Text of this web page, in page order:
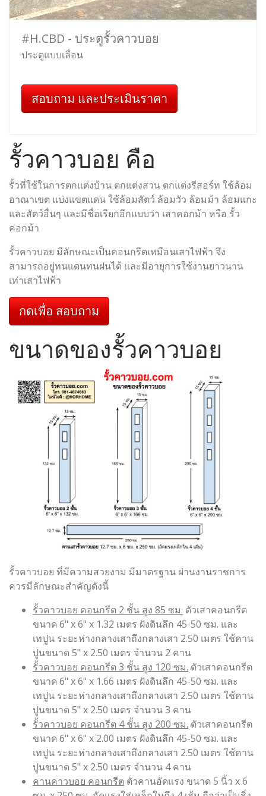
#H.CBD - ประตูรั้วคาวบอย
ประตูแบบเลื่อน
สอบถาม และประเมินราคา
รั้วคาวบอย คือ
รั้วที่ใช้ในการตกแต่งบ้าน ตกแต่งสวน ตกแต่งรีสอร์ท ใช้ล้อม
อาณาเขต แบ่งแขตแดน ใช้ล้อมสัตว์ ล้อมวัว ล้อมม้า ล้อมแกะ
และสัตว์อื่นๆ และมีชื่อเรียกอีกแบบว่า เสาคอกม้า หรือ รั้ว
คอกม้า
รั้วคาวบอย มีลักษณะเป็นคอนกรีตเหมือนเสาไฟฟ้า จึง
สามารถอยู่ทนแดนทนฝนได้ และมีอายุการใช้งานยาวนาน
เท่าเสาไฟฟ้า
กดเพื่อ สอบถาม
ขนาดของรั้วคาวบอย
รั้วคาวบอย ที่มีความสวยงาม มีมาตรฐาน ผ่านงานราชการ
ควรมีลักษณะสำคัญดังนี้
รั้วคาวบอย คอนกรีต 2 ชั้น สูง 85 ซม. ตัวเสาคอนกรีต
ขนาด 6" x 6" x 1.32 เมตร ฝังดินลึก 45-50 ซม. และ
เทปูน ระยะห่างกลางเสาถึงกลางเสา 2.50 เมตร ใช้คาน
ปูนขนาด 5" x 2.50 เมตร จำนวน 2 คาน
รั้วคาวบอย คอนกรีต 3 ชั้น สูง 120 ซม. ตัวเสาคอนกรีต
ขนาด 6" x 6" x 1.66 เมตร ฝังดินลึก 45-50 ซม. และ
เทปูน ระยะห่างกลางเสาถึงกลางเสา 2.50 เมตร ใช้คาน
ปูนขนาด 5" x 2.50 เมตร จำนวน 3 คาน
รั้วคาวบอย คอนกรีต 4 ชั้น สูง 200 ซม. ตัวเสาคอนกรีต
ขนาด 6" x 6" x 2.00 เมตร ฝังดินลึก 45-50 ซม. และ
เทปูน ระยะห่างกลางเสาถึงกลางเสา 2.50 เมตร ใช้คาน
ปูนขนาด 5" x 2.50 เมตร จำนวน 4 คาน
คานคาวบอย คอนกรีต ตัวคานอัดแรง ขนาด 5 นิ้ว x 6